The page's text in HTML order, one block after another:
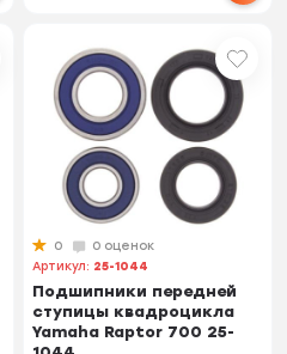
0
0 оценок
Артикул: 25-1044
Подшипники передней
ступицы квадроцикла
Yamaha Raptor 700 25-